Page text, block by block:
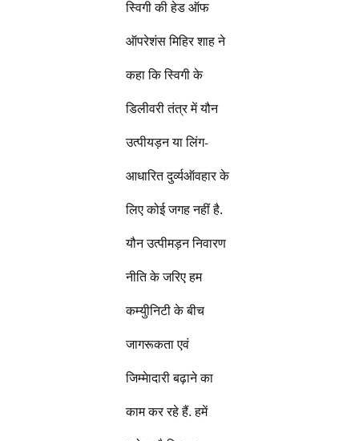
स्विगी की हेड ऑफ
ऑपरेशंस मिहिर शाह ने
कहा कि स्विगी के
डिलीवरी तंत्र में यौन
उत्पीयड़न या लिंग-
आधारित दुर्व्यऑवहार के
लिए कोई जगह नहीं है.
यौन उत्पीमड़न निवारण
नीति के जरिए हम
कम्युीनिटी के बीच
जागरूकता एवं
जिम्मेादारी बढ़ाने का
काम कर रहे हैं. हमें